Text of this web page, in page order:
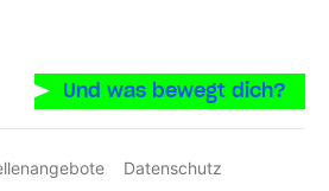
auf GooglePlay
Und was bewegt dich?
Datenschutz